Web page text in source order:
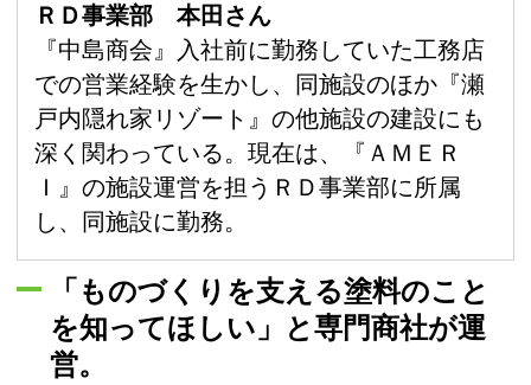
ＲＤ事業部 本田さん
『中島商会』入社前に勤務していた工務店
での営業経験を生かし、同施設のほか『瀬
戸内隠れ家リゾート』の他施設の建設にも
深く関わっている。現在は、『ＡＭＥＲ
Ｉ』の施設運営を担うＲＤ事業部に所属
し、同施設に勤務。
「ものづくりを支える塗料のこと
を知ってほしい」と専門商社が運
営。